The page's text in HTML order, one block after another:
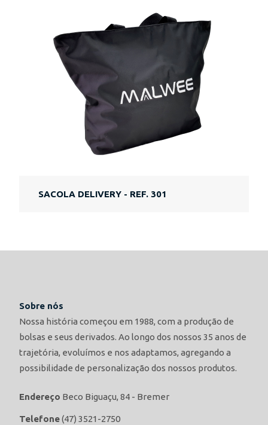
SACOLA DELIVERY - REF. 301
Sobre nós
Nossa história começou em 1988, com a produção de
bolsas e seus derivados. Ao longo dos nossos 35 anos de
trajetória, evoluímos e nos adaptamos, agregando a
possibilidade de personalização dos nossos produtos.
Endereço Beco Biguaçu, 84 - Bremer
Telefone(47) 3521-2750